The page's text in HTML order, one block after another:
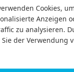
Cookies,
Anzeigen
zu analysieren.
der Verwendung
Service seit 2004